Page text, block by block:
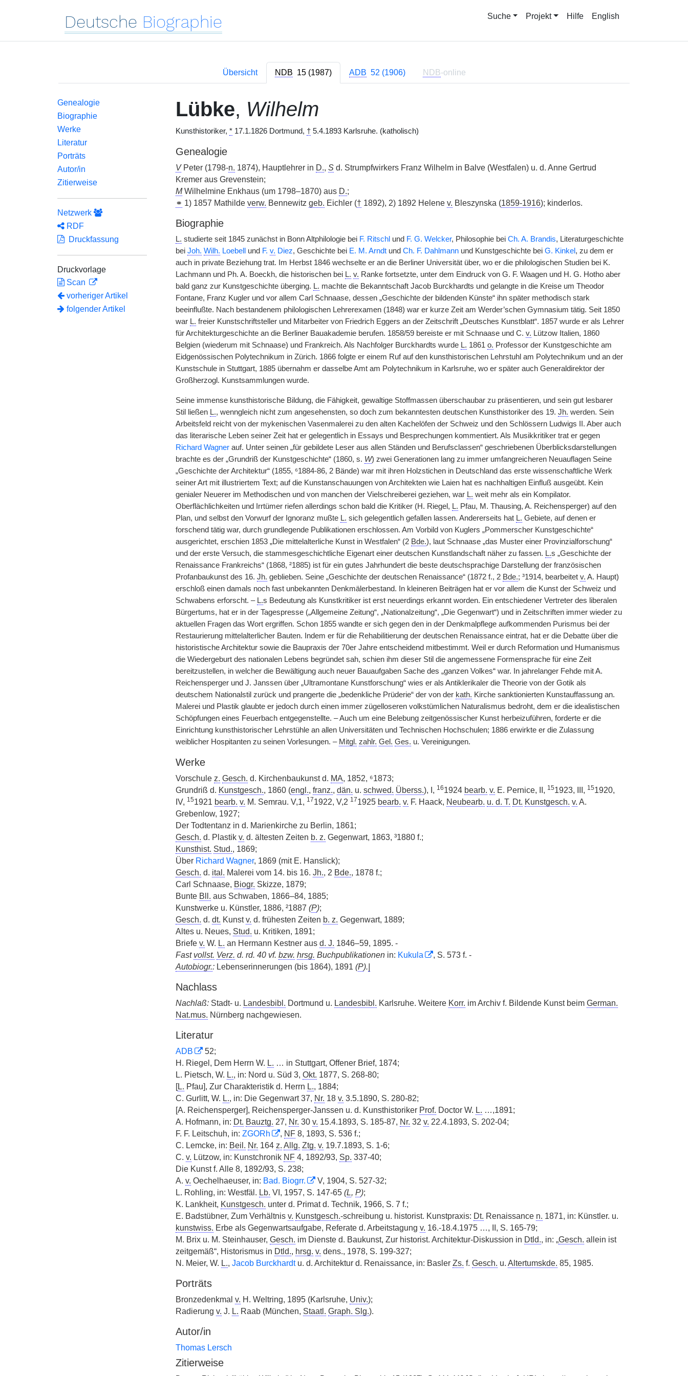
Deutsche Biographie Suche Projekt Hilfe English
Übersicht NDB 15 (1987) ADB 52 (1906) NDB-online
Genealogie
Biographie
Werke
Literatur
Porträts
Autor/in
Zitierweise
Netzwerk
RDF
Druckfassung
Druckvorlage
Scan
vorheriger Artikel
folgender Artikel
Lübke, Wilhelm
Kunsthistoriker, *17.1.1826 Dortmund, †5.4.1893 Karlsruhe. (katholisch)
Genealogie
VPeter (1798-n. 1874), Hauptlehrer in D., Sd. Strumpfwirkers Franz Wilhelm in Balve (Westfalen) u. d. Anne Gertrud
Kremer aus Grevenstein;
MWilhelmine Enkhaus (um 1798–1870) aus D.;
⚭ 1) 1857 Mathilde verw. Bennewitz geb. Eichler († 1892), 2) 1892 Helene v. Bleszynska (1859-1916); kinderlos.
Biographie
L. studierte seit 1845 zunächst in Bonn Altphilologie bei F. Ritschl und F. G. Welcker, Philosophie bei Ch. A. Brandis, Literaturgeschichte
bei Joh. Wilh. Loebell und F. v. Diez, Geschichte bei E. M. Arndtund Ch. F. Dahlmannund Kunstgeschichte bei G. Kinkel , zu dem er
auch in private Beziehung trat. Im Herbst 1846 wechselte er an die Berliner Universität über, wo er die philologischen Studien bei K.
Lachmann und Ph. A. Boeckh, die historischen bei L. v. Ranke fortsetzte, unter dem Eindruck von G. F. Waagen und H. G. Hotho aber
bald ganz zur Kunstgeschichte überging. L. machte die Bekanntschaft Jacob Burckhardts und gelangte in die Kreise um Theodor
Fontane, Franz Kugler und vor allem Carl Schnaase, dessen „Geschichte der bildenden Künste“ ihn später methodisch stark
beeinflußte. Nach bestandenem philologischen Lehrerexamen (1848) war er kurze Zeit am Werder’schen Gymnasium tätig. Seit 1850
war L. freier Kunstschriftsteller und Mitarbeiter von Friedrich Eggers an der Zeitschrift „Deutsches Kunstblatt“. 1857 wurde er als Lehrer
für Architekturgeschichte an die Berliner Bauakademie berufen. 1858/59 bereiste er mit Schnaase und C. v. Lützow Italien, 1860
Belgien (wiederum mit Schnaase) und Frankreich. Als Nachfolger Burckhardts wurde L. 1861 o. Professor der Kunstgeschichte am
Eidgenössischen Polytechnikum in Zürich. 1866 folgte er einem Ruf auf den kunsthistorischen Lehrstuhl am Polytechnikum und an der
Kunstschule in Stuttgart, 1885 übernahm er dasselbe Amt am Polytechnikum in Karlsruhe, wo er später auch Generaldirektor der
Großherzogl. Kunstsammlungen wurde.
Seine immense kunsthistorische Bildung, die Fähigkeit, gewaltige Stoffmassen überschaubar zu präsentieren, und sein gut lesbarer
Stil ließen L., wenngleich nicht zum angesehensten, so doch zum bekanntesten deutschen Kunsthistoriker des 19. Jh. werden. Sein
Arbeitsfeld reicht von der mykenischen Vasenmalerei zu den alten Kachelöfen der Schweiz und den Schlössern Ludwigs II. Aber auch
das literarische Leben seiner Zeit hat er gelegentlich in Essays und Besprechungen kommentiert. Als Musikkritiker trat er gegen
Richard Wagnerauf. Unter seinen „für gebildete Leser aus allen Ständen und Berufsclassen“ geschriebenen Überblicksdarstellungen
brachte es der „Grundriß der Kunstgeschichte“ (1860, s. W) zwei Generationen lang zu immer umfangreicheren Neuauflagen Seine
„Geschichte der Architektur“ (1855, ⁶1884-86, 2 Bände) war mit ihren Holzstichen in Deutschland das erste wissenschaftliche Werk
seiner Art mit illustriertem Text; auf die Kunstanschauungen von Architekten wie Laien hat es nachhaltigen Einfluß ausgeübt. Kein
genialer Neuerer im Methodischen und von manchen der Vielschreiberei geziehen, war L. weit mehr als ein Kompilator.
Oberflächlichkeiten und Irrtümer riefen allerdings schon bald die Kritiker (H. Riegel, L. Pfau, M. Thausing, A. Reichensperger) auf den
Plan, und selbst den Vorwurf der Ignoranz mußte L. sich gelegentlich gefallen lassen. Andererseits hat L. Gebiete, auf denen er
forschend tätig war, durch grundlegende Publikationen erschlossen. Am Vorbild von Kuglers „Pommerscher Kunstgeschichte“
ausgerichtet, erschien 1853 „Die mittelalterliche Kunst in Westfalen“ (2 Bde.), laut Schnaase „das Muster einer Provinzialforschung“
und der erste Versuch, die stammesgeschichtliche Eigenart einer deutschen Kunstlandschaft näher zu fassen. L.s „Geschichte der
Renaissance Frankreichs“ (1868, ²1885) ist für ein gutes Jahrhundert die beste deutschsprachige Darstellung der französischen
Profanbaukunst des 16. Jh. geblieben. Seine „Geschichte der deutschen Renaissance“ (1872 f., 2 Bde.; ³1914, bearbeitet v. A. Haupt)
erschloß einen damals noch fast unbekannten Denkmälerbestand. In kleineren Beiträgen hat er vor allem die Kunst der Schweiz und
Schwabens erforscht. – L.s Bedeutung als Kunstkritiker ist erst neuerdings erkannt worden. Ein entschiedener Vertreter des liberalen
Bürgertums, hat er in der Tagespresse („Allgemeine Zeitung“, „Nationalzeitung“, „Die Gegenwart“) und in Zeitschriften immer wieder zu
aktuellen Fragen das Wort ergriffen. Schon 1855 wandte er sich gegen den in der Denkmalpflege aufkommenden Purismus bei der
Restaurierung mittelalterlicher Bauten. Indem er für die Rehabilitierung der deutschen Renaissance eintrat, hat er die Debatte über die
historistische Architektur sowie die Baupraxis der 70er Jahre entscheidend mitbestimmt. Weil er durch Reformation und Humanismus
die Wiedergeburt des nationalen Lebens begründet sah, schien ihm dieser Stil die angemessene Formensprache für eine Zeit
bereitzustellen, in welcher die Bewältigung auch neuer Bauaufgaben Sache des „ganzen Volkes“ war. In jahrelanger Fehde mit A.
Reichensperger und J. Janssen über „Ultramontane Kunstforschung“ wies er als Antiklerikaler die Theorie von der Gotik als
deutschem Nationalstil zurück und prangerte die „bedenkliche Prüderie“ der von der kath. Kirche sanktionierten Kunstauffassung an.
Malerei und Plastik glaubte er jedoch durch einen immer zügelloseren volkstümlichen Naturalismus bedroht, dem er die idealistischen
Schöpfungen eines Feuerbach entgegenstellte. – Auch um eine Belebung zeitgenössischer Kunst herbeizuführen, forderte er die
Einrichtung kunsthistorischer Lehrstühle an allen Universitäten und Technischen Hochschulen; 1886 erwirkte er die Zulassung
weiblicher Hospitanten zu seinen Vorlesungen. – Mitgl. zahlr. Gel. Ges. u. Vereinigungen.
Werke
Vorschule z. Gesch. d. Kirchenbaukunst d. MA, 1852, ⁶1873;
Grundriß d. Kunstgesch., 1860 (engl., franz., dän. u. schwed. Überss.), I, 161924 bearb. v. E. Pernice, II, 151923, III, 151920,
IV, 151921 bearb. v. M. Semrau. V,1, 171922, V,2 171925 bearb. v. F. Haack, Neubearb. u. d. T. Dt. Kunstgesch. v. A.
Grebenlow, 1927;
Der Todtentanz in d. Marienkirche zu Berlin, 1861;
Gesch. d. Plastik v. d. ältesten Zeiten b. z. Gegenwart, 1863, ³1880 f.;
Kunsthist. Stud., 1869;
Über Richard Wagner, 1869 (mit E. Hanslick);
Gesch. d. ital. Malerei vom 14. bis 16. Jh., 2 Bde., 1878 f.;
Carl Schnaase, Biogr. Skizze, 1879;
Bunte Bll. aus Schwaben, 1866–84, 1885;
Kunstwerke u. Künstler, 1886, ²1887 (P);
Gesch. d. dt. Kunstv. d. frühesten Zeiten b. z. Gegenwart, 1889;
Altes u. Neues, Stud. u. Kritiken, 1891;
Briefe v. W. L. an Hermann Kestner aus d. J. 1846–59, 1895. -
Fast vollst. Verz. d. rd. 40 vf. bzw. hrsg. Buchpublikationenin: Kukula
, S. 573 f. -
Autobiogr.:Lebenserinnerungen (bis 1864), 1891 (P).
Nachlass
Nachlaß:Stadt- u. Landesbibl. Dortmund u. Landesbibl. Karlsruhe. Weitere Korr. im Archiv f. Bildende Kunst beim German.
Nat.mus. Nürnberg nachgewiesen.
Literatur
ADB
52;
H. Riegel, Dem Herrn W. L. … in Stuttgart, Offener Brief, 1874;
L. Pietsch, W. L., in: Nord u. Süd 3, Okt. 1877, S. 268-80;
[L. Pfau], Zur Charakteristik d. Herrn L., 1884;
C. Gurlitt, W. L., in: Die Gegenwart 37, Nr. 18 v. 3.5.1890, S. 280-82;
[A. Reichensperger], Reichensperger-Janssen u. d. Kunsthistoriker Prof. Doctor W. L. …,1891;
A. Hofmann, in: Dt. Bauztg. 27, Nr. 30 v. 15.4.1893, S. 185-87, Nr. 32 v. 22.4.1893, S. 202-04;
F. F. Leitschuh, in: ZGORh , NF8, 1893, S. 536 f.;
C. Lemcke, in: Beil. Nr. 164 z. Allg. Ztg. v. 19.7.1893, S. 1-6;
C. v. Lützow, in: Kunstchronik NF4, 1892/93, Sp. 337-40;
Die Kunst f. Alle 8, 1892/93, S. 238;
A. v. Oechelhaeuser, in: Bad. Biogrr.
V, 1904, S. 527-32;
L. Rohling, in: Westfäl. Lb. VI, 1957, S. 147-65 (L, P);
K. Lankheit, Kunstgesch. unter d. Primat d. Technik, 1966, S. 7 f.;
E. Badstübner, Zum Verhältnis v. Kunstgesch.-schreibung u. historist. Kunstpraxis: Dt. Renaissance n. 1871, in: Künstler. u.
kunstwiss. Erbe als Gegenwartsaufgabe, Referate d. Arbeitstagung v. 16.-18.4.1975 …, II, S. 165-79;
M. Brix u. M. Steinhauser, Gesch. im Dienste d. Baukunst, Zur historist. Architektur-Diskussion in Dtld., in: „Gesch. allein ist
zeitgemäß“, Historismus in Dtld., hrsg. v. dens., 1978, S. 199-327;
N. Meier, W. L., Jacob Burckhardtu. d. Architektur d. Renaissance, in: Basler Zs. f. Gesch. u. Altertumskde. 85, 1985.
Porträts
Bronzedenkmal v. H. Weltring, 1895 (Karlsruhe, Univ.);
Radierung v. J. L. Raab (München, Staatl. Graph. Slg.).
Autor/in
Thomas Lersch
Zitierweise